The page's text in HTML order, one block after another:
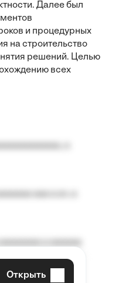
Далее был
и процедурных
на строительство
решений. Целью
всех
Открыть